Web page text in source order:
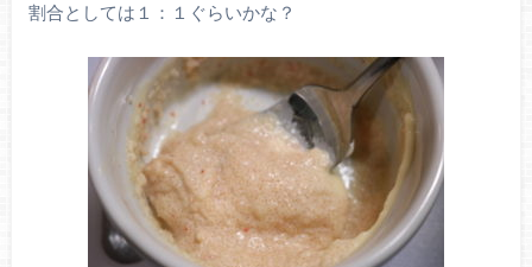
割合としては１：１ぐらいかな？